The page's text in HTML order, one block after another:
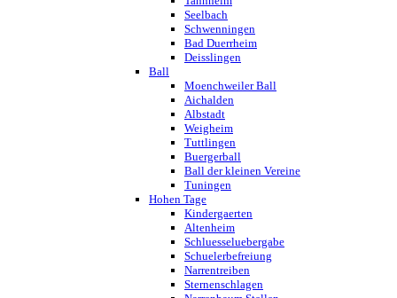
Seelbach
Schwenningen
Bad Duerrheim
Deisslingen
Ball
Moenchweiler Ball
Aichalden
Albstadt
Weigheim
Tuttlingen
Buergerball
Ball der kleinen Vereine
Tuningen
Hohen Tage
Kindergaerten
Altenheim
Schluesseluebergabe
Schuelerbefreiung
Narrentreiben
Sternenschlagen